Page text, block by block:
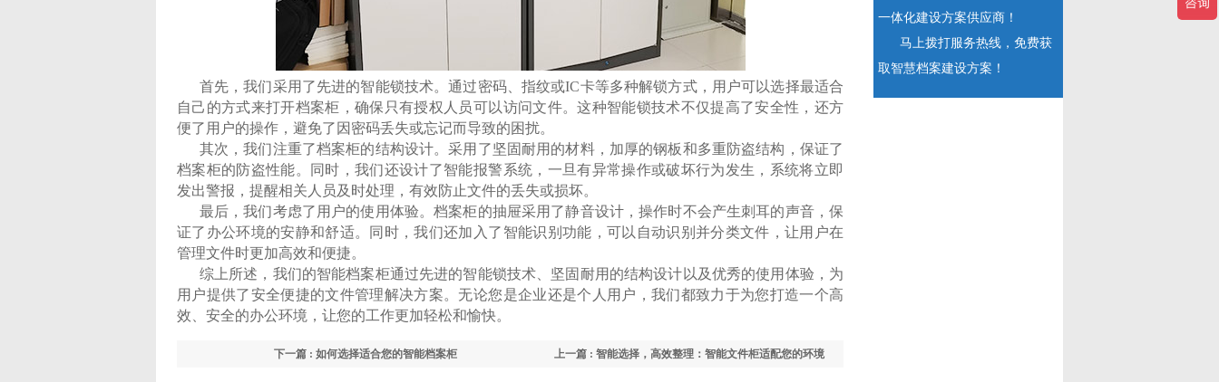
首先，我们采用了先进的智能锁技术。通过密码、指纹或IC卡等多种解锁方式，用户可以选择最适合
自己的方式来打开档案柜，确保只有授权人员可以访问文件。这种智能锁技术不仅提高了安全性，还方
便了用户的操作，避免了因密码丢失或忘记而导致的困扰。
其次，我们注重了档案柜的结构设计。采用了坚固耐用的材料，加厚的钢板和多重防盗结构，保证了
档案柜的防盗性能。同时，我们还设计了智能报警系统，一旦有异常操作或破坏行为发生，系统将立即
发出警报，提醒相关人员及时处理，有效防止文件的丢失或损坏。
最后，我们考虑了用户的使用体验。档案柜的抽屉采用了静音设计，操作时不会产生刺耳的声音，保
证了办公环境的安静和舒适。同时，我们还加入了智能识别功能，可以自动识别并分类文件，让用户在
管理文件时更加高效和便捷。
综上所述，我们的智能档案柜通过先进的智能锁技术、坚固耐用的结构设计以及优秀的使用体验，为
用户提供了安全便捷的文件管理解决方案。无论您是企业还是个人用户，我们都致力于为您打造一个高
效、安全的办公环境，让您的工作更加轻松和愉快。
上一篇 : 智能选择，高效整理：智能文件柜适配您的环境
下一篇 : 如何选择适合您的智能档案柜
一体化建设方案供应商！
马上拨打服务热线，免费获
取智慧档案建设方案！